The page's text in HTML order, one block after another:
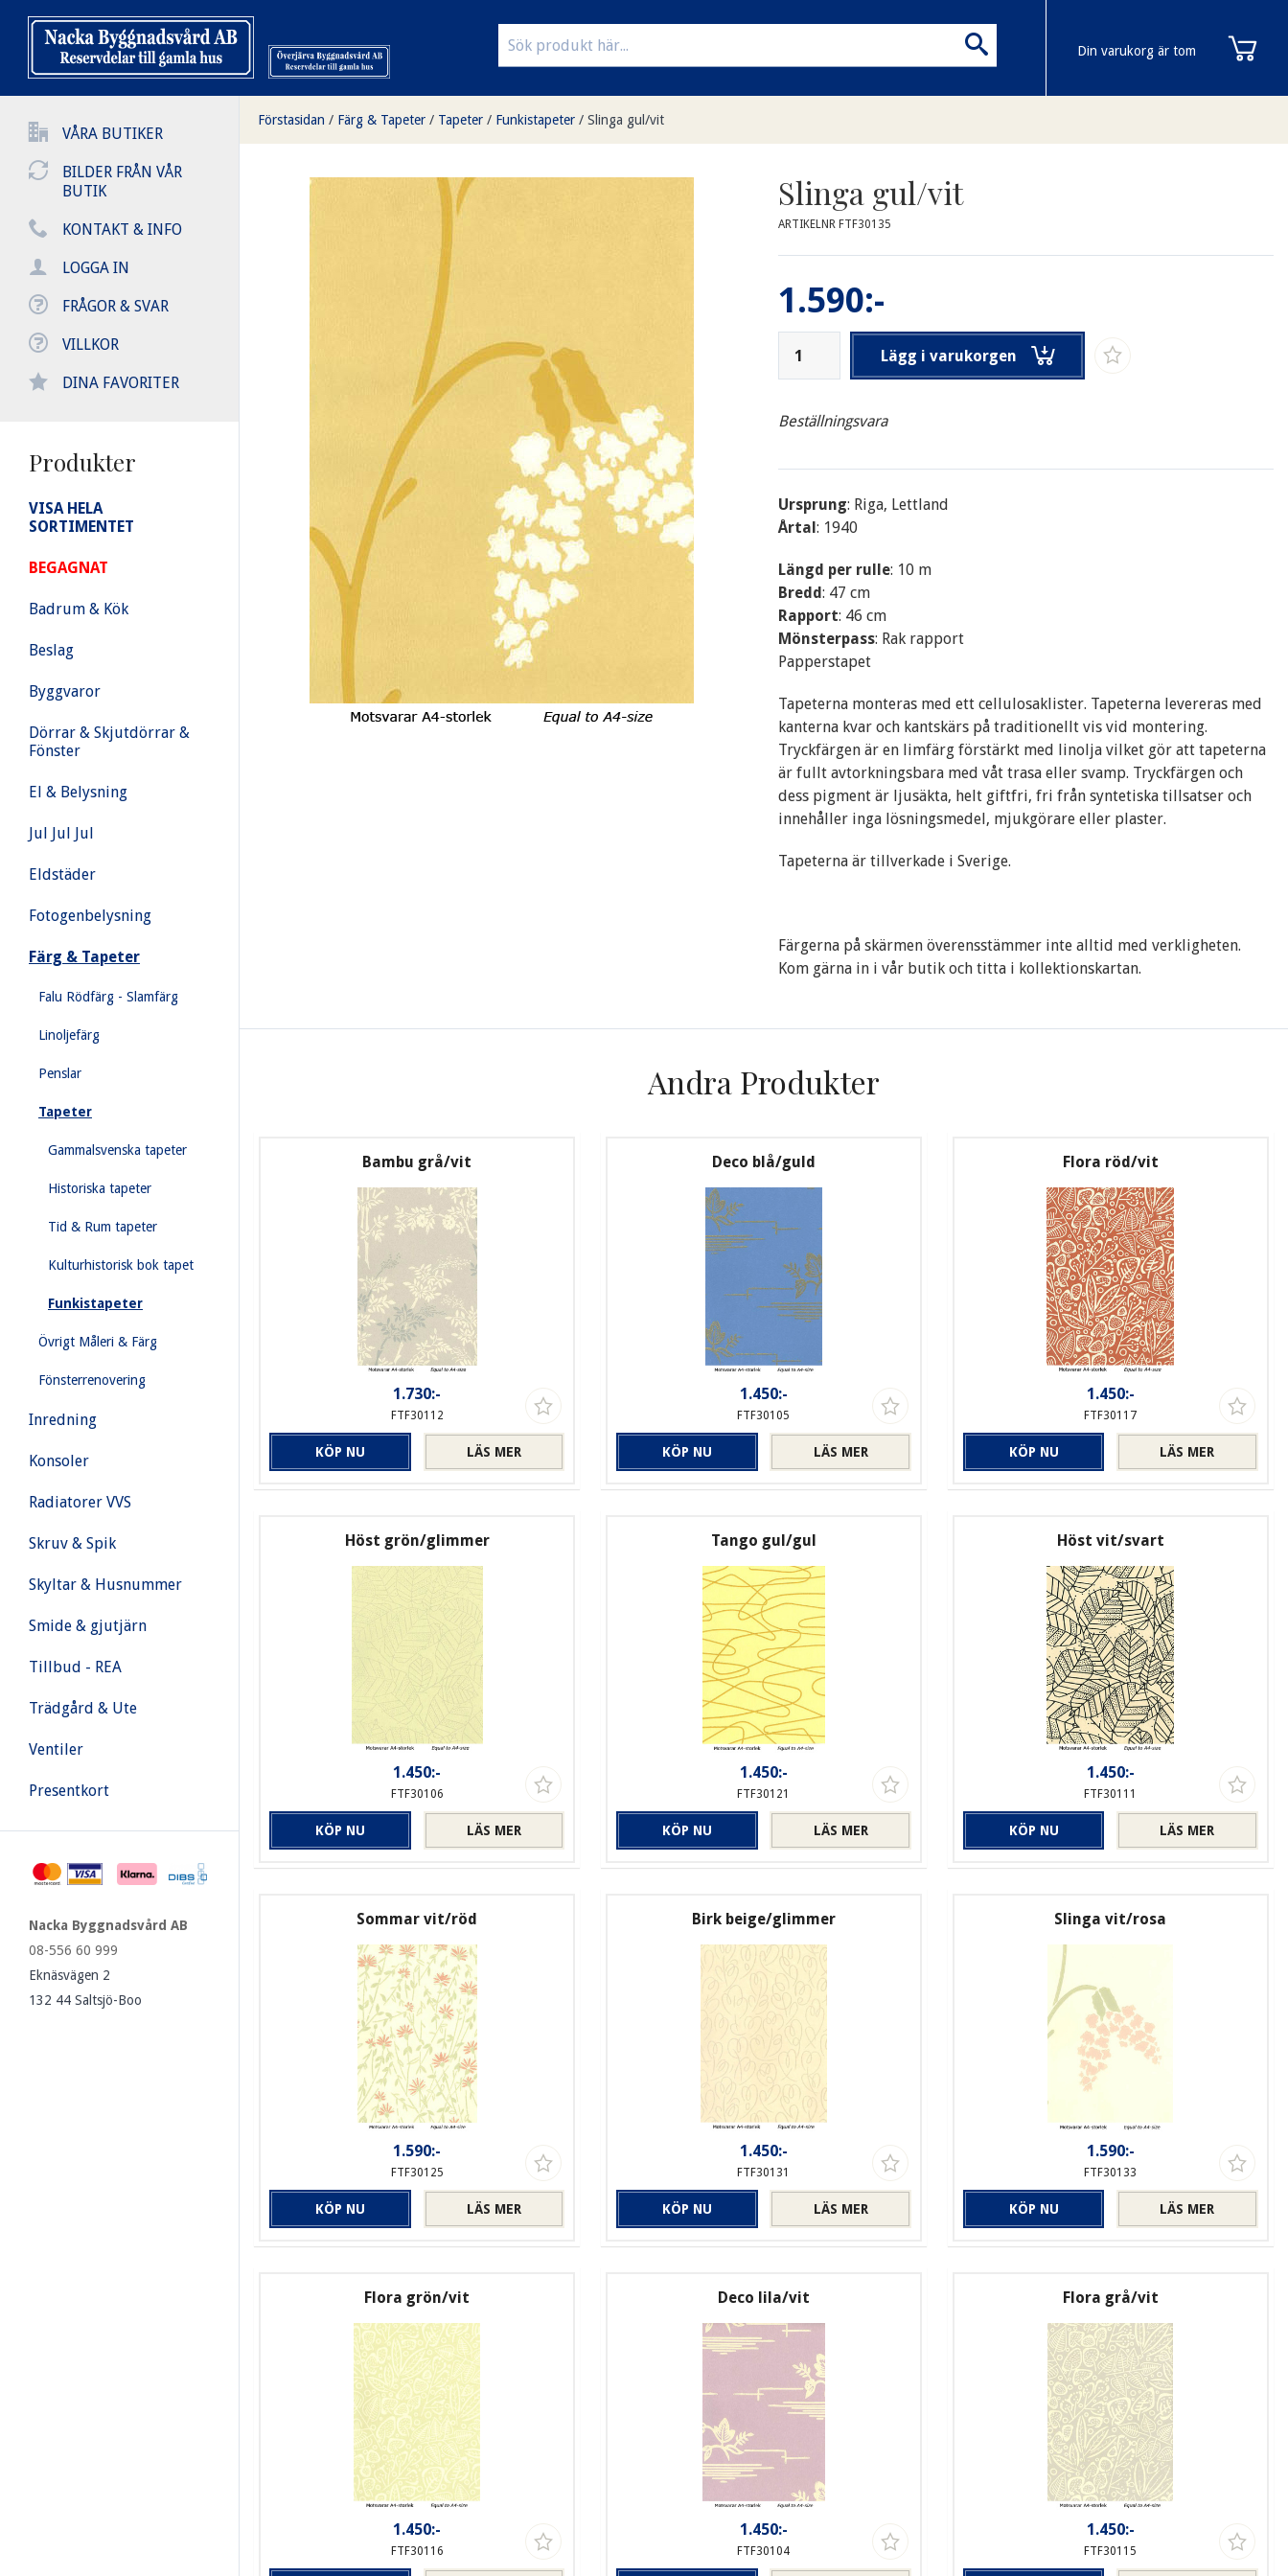
VÅRA BUTIKER
BILDER FRÅN VÅR
BUTIK
KONTAKT & INFO
LOGGA IN
FRÅGOR & SVAR
VILLKOR
DINA FAVORITER
Produkter
VISA HELA
SORTIMENTET
BEGAGNAT
Badrum & Kök
Beslag
Byggvaror
Dörrar & Skjutdörrar &
Fönster
El & Belysning
Jul Jul Jul
Eldstäder
Fotogenbelysning
Färg & Tapeter
Falu Rödfärg - Slamfärg
Linoljefärg
Penslar
Tapeter
Gammalsvenska tapeter
Historiska tapeter
Tid & Rum tapeter
Kulturhistorisk bok tapet
Funkistapeter
Övrigt Måleri & Färg
Fönsterrenovering
Inredning
Konsoler
Radiatorer VVS
Skruv & Spik
Skyltar & Husnummer
Smide & gjutjärn
Tillbud - REA
Trädgård & Ute
Ventiler
Presentkort
Nacka Byggnadsvård AB
08-556 60 999
Eknäsvägen 2
132 44 Saltsjö-Boo
Din varukorg är tom
Förstasidan / Färg & Tapeter / Tapeter / Funkistapeter / Slinga gul/vit
Slinga gul/vit
ARTIKELNR FTF30135
1.590:-
Lägg i varukorgen
Beställningsvara
Ursprung: Riga, Lettland
Årtal: 1940
Längd per rulle: 10 m
Bredd: 47 cm
Rapport: 46 cm
Mönsterpass: Rak rapport
Papperstapet
Tapeterna monteras med ett cellulosaklister. Tapeterna levereras med
kanterna kvar och kantskärs på traditionellt vis vid montering.
Tryckfärgen är en limfärg förstärkt med linolja vilket gör att tapeterna
är fullt avtorkningsbara med våt trasa eller svamp. Tryckfärgen och
dess pigment är ljusäkta, helt giftfri, fri från syntetiska tillsatser och
innehåller inga lösningsmedel, mjukgörare eller plaster.
Tapeterna är tillverkade i Sverige.
Färgerna på skärmen överensstämmer inte alltid med verkligheten.
Kom gärna in i vår butik och titta i kollektionskartan.
Andra Produkter
Bambu grå/vit
1.730:-
FTF30112
LÄS MER
KÖP NU
Deco blå/guld
1.450:-
FTF30105
LÄS MER
KÖP NU
Flora röd/vit
1.450:-
FTF30117
LÄS MER
KÖP NU
Höst grön/glimmer
1.450:-
FTF30106
LÄS MER
KÖP NU
Tango gul/gul
1.450:-
FTF30121
LÄS MER
KÖP NU
Höst vit/svart
1.450:-
FTF30111
LÄS MER
KÖP NU
Sommar vit/röd
1.590:-
FTF30125
LÄS MER
KÖP NU
Birk beige/glimmer
1.450:-
FTF30131
LÄS MER
KÖP NU
Slinga vit/rosa
1.590:-
FTF30133
LÄS MER
KÖP NU
Flora grön/vit
1.450:-
FTF30116
Deco lila/vit
1.450:-
FTF30104
Flora grå/vit
1.450:-
FTF30115